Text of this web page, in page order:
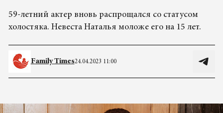
59-летний актер вновь распрощался со статусом
холостяка. Невеста Наталья моложе его на 15 лет.
Family Times24.04.2023 11:00